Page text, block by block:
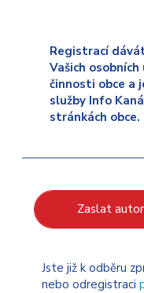
Registrací
Vašich
činnosti obce a
služby Info
stránkách obce.
Zaslat
Jste již k odběru
nebo odregistraci